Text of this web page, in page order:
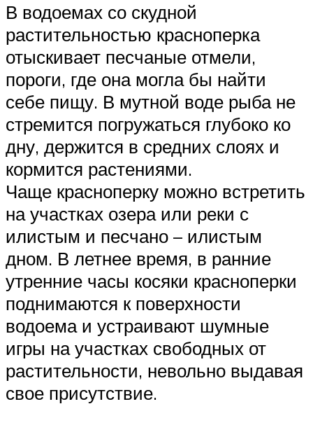
В водоемах со скудной
растительностью красноперка
отыскивает песчаные отмели,
пороги, где она могла бы найти
себе пищу. В мутной воде рыба не
стремится погружаться глубоко ко
дну, держится в средних слоях и
кормится растениями.
Чаще красноперку можно встретить
на участках озера или реки с
илистым и песчано – илистым
дном. В летнее время, в ранние
утренние часы косяки красноперки
поднимаются к поверхности
водоема и устраивают шумные
игры на участках свободных от
растительности, невольно выдавая
свое присутствие.